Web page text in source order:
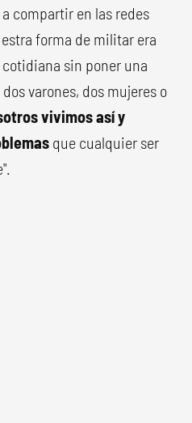
compartir en las redes
forma de militar era
sin poner una
varones, dos mujeres o
vivimos así y
que cualquier ser